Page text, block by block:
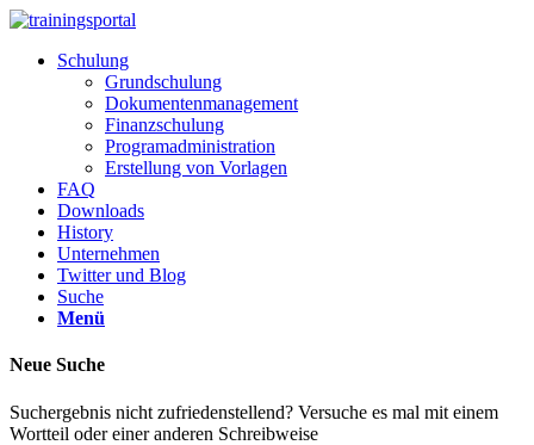
Schulung
Grundschulung
Dokumentenmanagement
Finanzschulung
Programadministration
Erstellung von Vorlagen
FAQ
Downloads
History
Unternehmen
Twitter und Blog
Suche
Menü
Neue Suche
Suchergebnis nicht zufriedenstellend? Versuche es mal mit einem
Wortteil oder einer anderen Schreibweise